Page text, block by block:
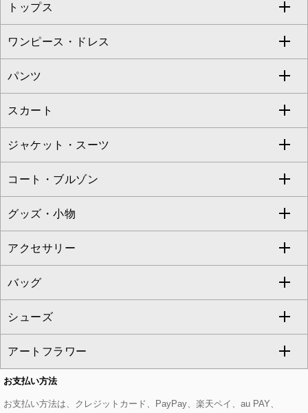
eur3
トップス
すべてのトップス
カットソー・Tシャツ
ブラウス・シャツ
ニット・セーター
カーディガン
アンサンブルセット
ベスト・ジレ
パーカー
タンクトップ・キャミソール
スウェット・ジャージー
その他のトップス
ワンピース・ドレス
すべてのワンピース・ドレス
ワンピース
ドレス
チュニック
ジャンパースカート
その他のワンピース・ドレス
パンツ
すべてのパンツ
フルレングスパンツ
クロップド・半端丈パンツ
ガウチョ・ワイドパンツ
ハーフ・ショート丈パンツ
サロペット・オールインワン
その他のパンツ
スカート
すべてのスカート
ロング・マキシ丈スカート
ひざ丈スカート
ミモレ丈スカート
ショート・ミニ丈スカート
その他のスカート
ジャケット・スーツ
すべてのジャケット・スーツ
テーラードジャケット
ノーカラージャケット
セットアップ
セットアップジャケット
セットアップパンツ
セットアップスカート
コート・ブルゾン
すべてのコート・ブルゾン
トレンチコート
ピーコート
ダッフルコート
チェスターコート
モッズコート
グッズ・小物
すべてのグッズ・小物
マスク
ストール・マフラー・スヌード
ベルト・サスペンダー
帽子
アクセサリー
すべてのアクセサリー
ネックレス
ピアス・イヤリング
ブレスレット・バングル
バッグ
すべてのバッグ
トートバッグ
ショルダーバッグ
シューズ
すべてのシューズ
パンプス
アートフラワー
すべてのアートフラワー
お支払い方法
お支払い方法は、クレジットカード、PayPay、楽天ペイ、au PAY、